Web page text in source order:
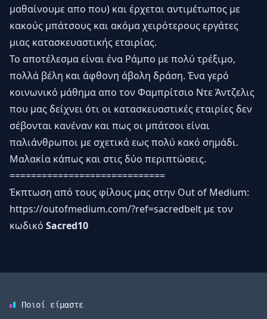
μαθαίνουμε απο που) και έρχεται αντιμέτωπος με
κακούς μπάτσους και ακόμα χειρότερους εργάτες
μιας κατασκευαστικής εταιρίας.
Το αποτέλεσμα είναι ένα Ράμπο με πολύ τρέξιμο,
πολλά βέλη και άφθονη άβολη δράση. Ένα γερό
κοινωνικό μάθημα απο τον Φαμπρίτσιο Ντε Άντζελις
που μας δείχνει ότι οι κατασκευαστικές εταιρίες δεν
σέβονται κανέναν και πως οι μπάτσοι είναι
παλιάνθρωποι με σχετικά εως πολύ κακό σημάδι.
Μαλακία κάπως και στις δύο περιπτώσεις.
=============================
Έκπτωση από τους φίλους μας στην Out of Medium:
https://outofmedium.com/?ref=sacredbelt με τον
κωδικό Sacred10
Ποιοί είμαστε